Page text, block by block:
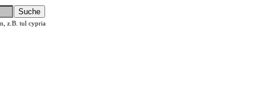
z.B. tul cypria